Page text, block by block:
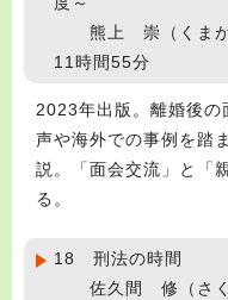
熊上 崇（くま
11時間55分
2023年出版。離婚後の
声や海外での事例を踏
説。「面会交流」と「
る。
18 刑法の時間
佐久間 修（さ